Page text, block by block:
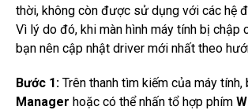
thời, không còn được sử dụng với các hệ
Vì lý do đó, khi màn hình máy tính bị chập
bạn nên cập nhật driver mới nhất theo
Bước 1: Trên thanh tìm kiếm của máy tính,
Manager hoặc có thể nhấn tổ hợp phím